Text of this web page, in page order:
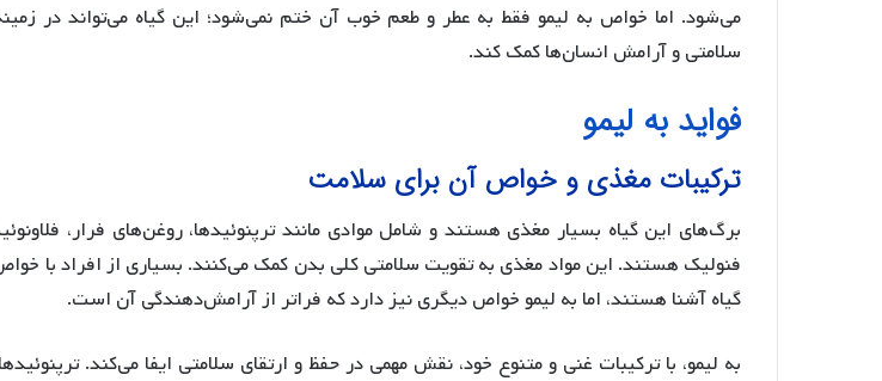
می‌شود. اما خواص به لیمو فقط به عطر و طعم خوب آن ختم نمی‌شود؛ این گیاه می‌تواند در
سلامتی و آرامش انسان‌ها کمک کند.
فواید به لیمو
ترکیبات مغذی و خواص آن برای سلامت
برگ‌های این گیاه بسیار مغذی هستند و شامل موادی مانند ترپنوئیدها، روغن‌های فرار،
فنولیک هستند. این مواد مغذی به تقویت سلامتی کلی بدن کمک می‌کنند. بسیاری از افراد با
گیاه آشنا هستند، اما به لیمو خواص دیگری نیز دارد که فراتر از آرامش‌دهندگی آن است.
به لیمو، با ترکیبات غنی و متنوع خود، نقش مهمی در حفظ و ارتقای سلامتی ایفا می‌کند.